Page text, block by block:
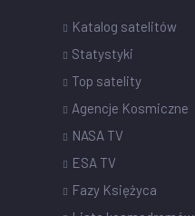
Katalog satelitów
Statystyki
Top satelity
Agencje Kosmiczne
NASA TV
ESA TV
Fazy Księżyca